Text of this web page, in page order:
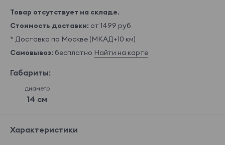
Товар отсутствует на складе.
Стоимость доставки: от 1499 руб
* Доставка по Москве (МКАД+10 км)
Самовывоз: бесплатно Найти на карте
Габариты:
диаметр
14 см
Характеристики